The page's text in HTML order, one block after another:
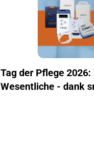
Tag der Pflege
Wesentliche - dank